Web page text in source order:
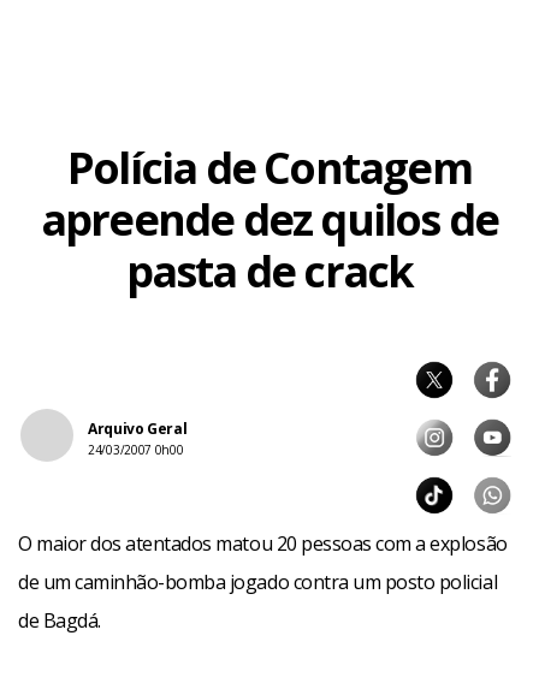
Polícia de Contagem
apreende dez quilos de
pasta de crack
Arquivo Geral
24/03/2007 0h00
O maior dos atentados matou 20 pessoas com a explosão
de um caminhão-bomba jogado contra um posto policial
de Bagdá.